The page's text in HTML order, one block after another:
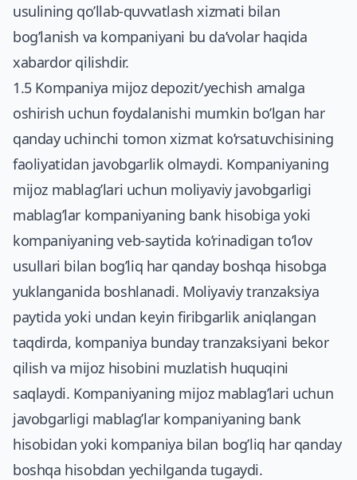
usulining qo’llab-quvvatlash xizmati bilan
bog’lanish va kompaniyani bu da’volar haqida
xabardor qilishdir.
1.5 Kompaniya mijoz depozit/yechish amalga
oshirish uchun foydalanishi mumkin bo’lgan har
qanday uchinchi tomon xizmat ko’rsatuvchisining
faoliyatidan javobgarlik olmaydi. Kompaniyaning
mijoz mablag’lari uchun moliyaviy javobgarligi
mablag’lar kompaniyaning bank hisobiga yoki
kompaniyaning veb-saytida ko’rinadigan to’lov
usullari bilan bog’liq har qanday boshqa hisobga
yuklanganida boshlanadi. Moliyaviy tranzaksiya
paytida yoki undan keyin firibgarlik aniqlangan
taqdirda, kompaniya bunday tranzaksiyani bekor
qilish va mijoz hisobini muzlatish huquqini
saqlaydi. Kompaniyaning mijoz mablag’lari uchun
javobgarligi mablag’lar kompaniyaning bank
hisobidan yoki kompaniya bilan bog’liq har qanday
boshqa hisobdan yechilganda tugaydi.